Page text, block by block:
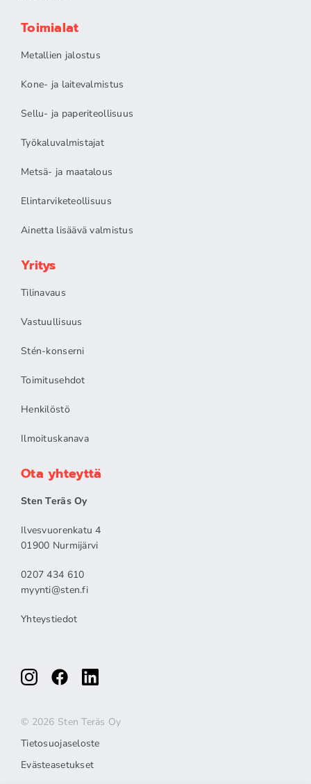
Toimialat
Metallien jalostus
Kone- ja laitevalmistus
Sellu- ja paperiteollisuus
Työkaluvalmistajat
Metsä- ja maatalous
Elintarviketeollisuus
Ainetta lisäävä valmistus
Yritys
Tilinavaus
Vastuullisuus
Stén-konserni
Toimitusehdot
Henkilöstö
Ilmoituskanava
Ota yhteyttä
Sten Teräs Oy
Ilvesvuorenkatu 4
01900 Nurmijärvi
0207 434 610
myynti@sten.fi
Yhteystiedot
© 2026 Sten Teräs Oy
Tietosuojaseloste
Evästeasetukset